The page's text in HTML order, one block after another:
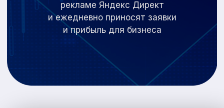
рекламе Яндекс Директ
и ежедневно приносят заявки
и прибыль для бизнеса